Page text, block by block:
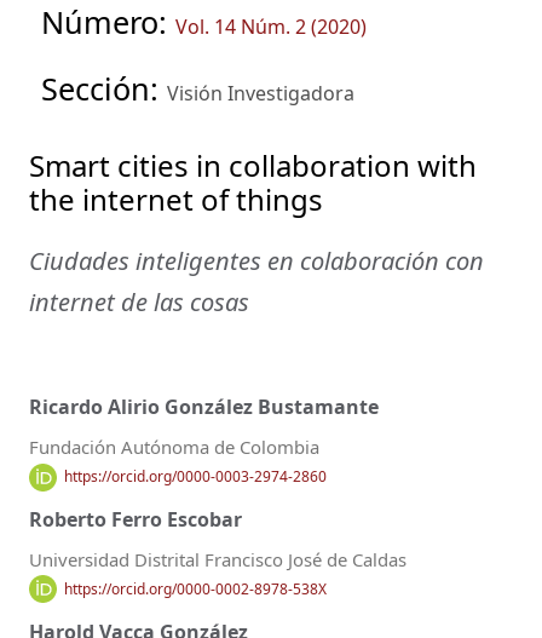
Número: Vol. 14 Núm. 2 (2020)
Sección: Visión Investigadora
Smart cities in collaboration with
the internet of things
Ciudades inteligentes en colaboración con
internet de las cosas
Ricardo Alirio González Bustamante
Fundación Autónoma de Colombia
https://orcid.org/0000-0003-2974-2860
Roberto Ferro Escobar
Universidad Distrital Francisco José de Caldas
https://orcid.org/0000-0002-8978-538X
Harold Vacca González